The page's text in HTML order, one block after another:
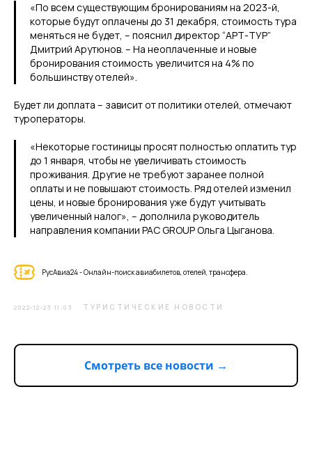
«По всем существующим бронированиям на 2023-й,
которые будут оплачены до 31 декабря, стоимость тура
меняться не будет, – пояснил директор “АРТ-ТУР”
Дмитрий Арутюнов. – На неоплаченные и новые
бронирования стоимость увеличится на 4% по
большинству отелей».
Будет ли доплата – зависит от политики отелей, отмечают
туроператоры.
«Некоторые гостиницы просят полностью оплатить тур
до 1 января, чтобы не увеличивать стоимость
проживания. Другие не требуют заранее полной
оплаты и не повышают стоимость. Ряд отелей изменил
цены, и новые бронирования уже будут учитывать
увеличенный налог», – дополнила руководитель
направления компании PAC GROUP Ольга Цыганова.
РусАвиа24 - Онлайн-поиск авиабилетов, отелей, трансфера.
2022-12-23 11:03 ТУРИСТИЧЕСКИЕ НОВОСТИ
Смотреть все новости →